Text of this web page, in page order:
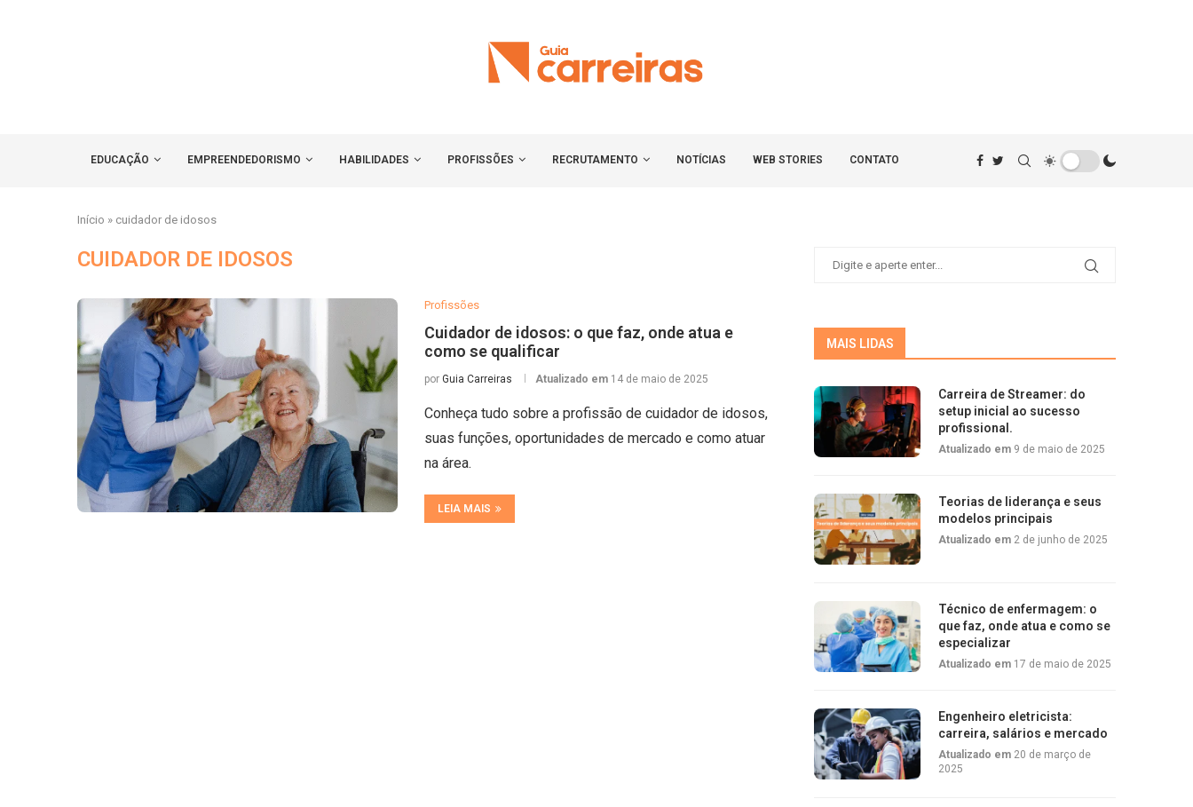
EDUCAÇÃO EMPREENDEDORISMO HABILIDADES PROFISSÕES RECRUTAMENTO NOTÍCIAS WEB STORIES CONTATO
Início » cuidador de idosos
CUIDADOR DE IDOSOS
Profissões
Cuidador de idosos: o que faz, onde atua e
como se qualificar
por Guia Carreiras Atualizado em 14 de maio de 2025
Conheça tudo sobre a profissão de cuidador de idosos,
suas funções, oportunidades de mercado e como atuar
na área.
LEIA MAIS
MAIS LIDAS
Carreira de Streamer: do
setup inicial ao sucesso
profissional.
Atualizado em 9 de maio de 2025
Teorias de liderança e seus
modelos principais
Atualizado em 2 de junho de 2025
Técnico de enfermagem: o
que faz, onde atua e como se
especializar
Atualizado em 17 de maio de 2025
Engenheiro eletricista:
carreira, salários e mercado
Atualizado em 20 de março de
2025